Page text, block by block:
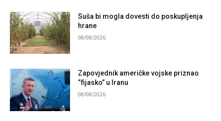
Suša bi mogla dovesti do poskupljenja
hrane
08/08/2026
Zapovjednik američke vojske priznao
“fijasko” u Iranu
08/08/2026